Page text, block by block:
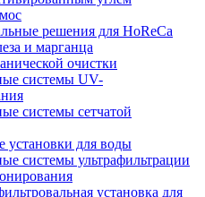
решения для HoReCa
и марганца
очистки
системы UV-
системы сетчатой
установки для воды
системы ультрафильтрации
установка для